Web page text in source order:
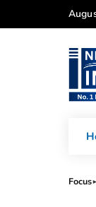
to
Focus►